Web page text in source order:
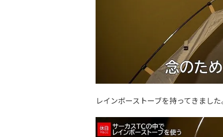
レインボーストーブを持ってきました